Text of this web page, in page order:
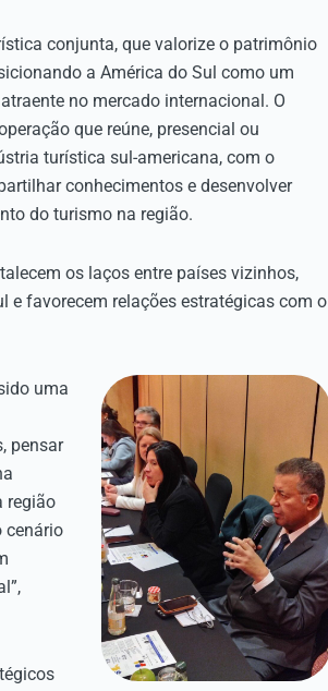
conjunta, que valorize o patrimônio
a América do Sul como um
no mercado internacional. O
que reúne, presencial ou
turística sul-americana, com o
conhecimentos e desenvolver
do turismo na região.
os laços entre países vizinhos,
e favorecem relações estratégicas com o
uma
pensar
região
cenário